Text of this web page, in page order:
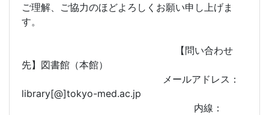
ご理解、ご協力のほどよろしくお願い申し上げま
す。
【問い合わせ
先】図書館（本館）
メールアドレス：
library[@]tokyo-med.ac.jp
内線：